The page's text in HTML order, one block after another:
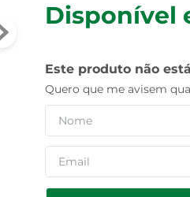
Disponível
Este produto não
Quero que me avisem